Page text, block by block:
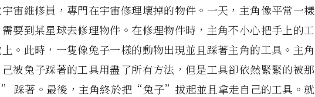
宙維修員，專門在宇宙修理壞掉的物件。一天，主角像平常一樣
要到某星球去修理物件。在修理物件時，主角不小心把手上的工
。此時，一隻像兔子一樣的動物出現並且踩著主角的工具。主角
被兔子踩著的工具用盡了所有方法，但是工具卻依然緊緊的被那
踩著。最後，主角終於把“兔子”拔起並且拿走自己的工具。就